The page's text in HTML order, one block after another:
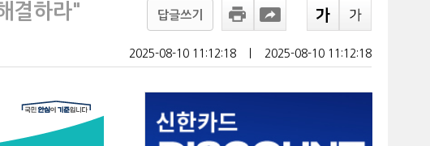
결하라" 답글쓰기
2025-08-10 11:12:18 2025-08-10 11:12:18